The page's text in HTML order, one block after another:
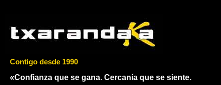
Contigo desde 1990
«Confianza que se gana. Cercanía que se siente.